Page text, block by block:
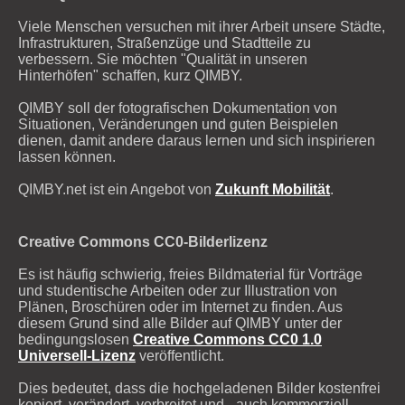
Viele Menschen versuchen mit ihrer Arbeit unsere Städte,
Infrastrukturen, Straßenzüge und Stadtteile zu
verbessern. Sie möchten "Qualität in unseren
Hinterhöfen" schaffen, kurz QIMBY.
QIMBY soll der fotografischen Dokumentation von
Situationen, Veränderungen und guten Beispielen
dienen, damit andere daraus lernen und sich inspirieren
lassen können.
QIMBY.net ist ein Angebot von Zukunft Mobilität.
Creative Commons CC0-Bilderlizenz
Es ist häufig schwierig, freies Bildmaterial für Vorträge
und studentische Arbeiten oder zur Illustration von
Plänen, Broschüren oder im Internet zu finden. Aus
diesem Grund sind alle Bilder auf QIMBY unter der
bedingungslosen Creative Commons CC0 1.0
Universell-Lizenz veröffentlicht.
Dies bedeutet, dass die hochgeladenen Bilder kostenfrei